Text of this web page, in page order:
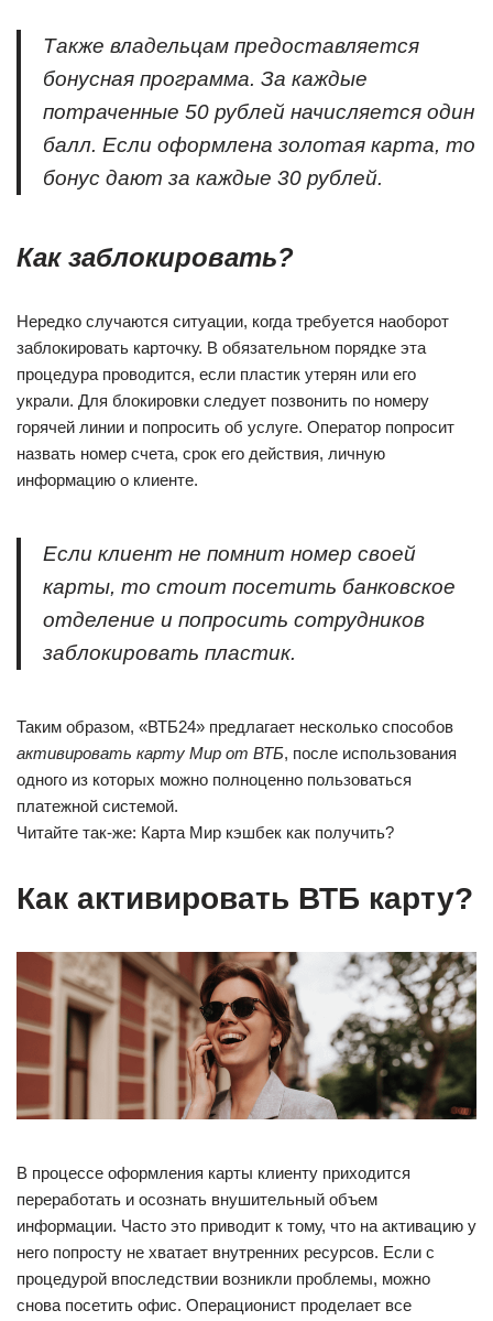
Также владельцам предоставляется
бонусная программа. За каждые
потраченные 50 рублей начисляется один
балл. Если оформлена золотая карта, то
бонус дают за каждые 30 рублей.
Как заблокировать?
Нередко случаются ситуации, когда требуется наоборот
заблокировать карточку. В обязательном порядке эта
процедура проводится, если пластик утерян или его
украли. Для блокировки следует позвонить по номеру
горячей линии и попросить об услуге. Оператор попросит
назвать номер счета, срок его действия, личную
информацию о клиенте.
Если клиент не помнит номер своей
карты, то стоит посетить банковское
отделение и попросить сотрудников
заблокировать пластик.
Таким образом, «ВТБ24» предлагает несколько способов
активировать карту Мир от ВТБ, после использования
одного из которых можно полноценно пользоваться
платежной системой.
Читайте так-же: Карта Мир кэшбек как получить?
Как активировать ВТБ карту?
В процессе оформления карты клиенту приходится
переработать и осознать внушительный объем
информации. Часто это приводит к тому, что на активацию у
него попросту не хватает внутренних ресурсов. Если с
процедурой впоследствии возникли проблемы, можно
снова посетить офис. Операционист проделает все